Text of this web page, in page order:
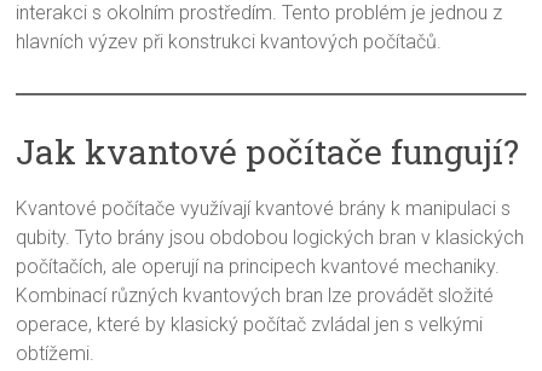
interakci s okolním prostředím. Tento problém je jednou z
hlavních výzev při konstrukci kvantových počítačů.
Jak kvantové počítače fungují?
Kvantové počítače využívají kvantové brány k manipulaci s
qubity. Tyto brány jsou obdobou logických bran v klasických
počítačích, ale operují na principech kvantové mechaniky.
Kombinací různých kvantových bran lze provádět složité
operace, které by klasický počítač zvládal jen s velkými
obtížemi.